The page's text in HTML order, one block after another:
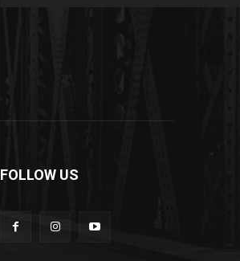
FOLLOW US